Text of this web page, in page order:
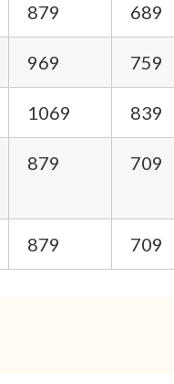
879 689
969 759
1069 839
879 709
879 709